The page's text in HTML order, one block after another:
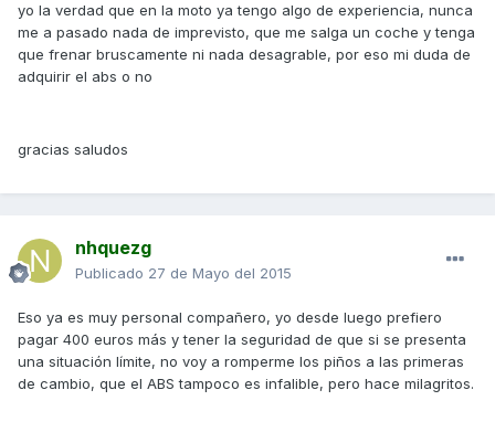
yo la verdad que en la moto ya tengo algo de experiencia, nunca
me a pasado nada de imprevisto, que me salga un coche y tenga
que frenar bruscamente ni nada desagrable, por eso mi duda de
adquirir el abs o no
gracias saludos
nhquezg
Publicado 27 de Mayo del 2015
Eso ya es muy personal compañero, yo desde luego prefiero
pagar 400 euros más y tener la seguridad de que si se presenta
una situación límite, no voy a romperme los piños a las primeras
de cambio, que el ABS tampoco es infalible, pero hace milagritos.